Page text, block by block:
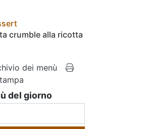
crumble alla ricotta
dei menù
del giorno